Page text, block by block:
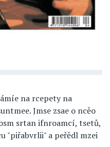
na rcepety na
Jmse zsae o ncěo
srtan ifnroamcí, tsetů,
"piřabvrlii" a peřědl mzei